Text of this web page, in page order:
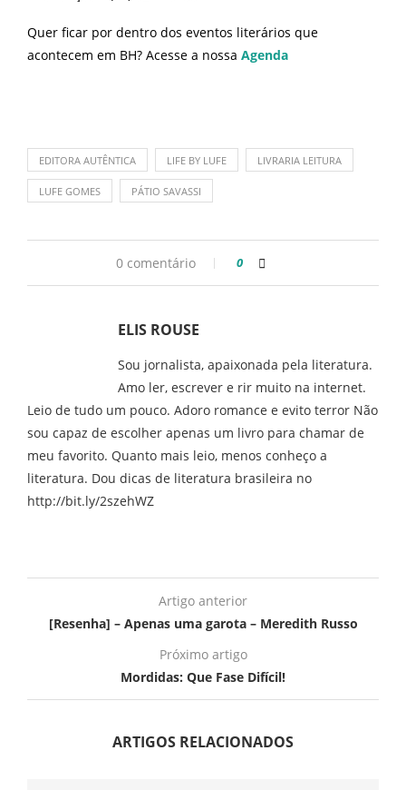
Quer ficar por dentro dos eventos literários que
acontecem em BH? Acesse a nossa Agenda
EDITORA AUTÊNTICA LIFE BY LUFE LIVRARIA LEITURA
LUFE GOMES PÁTIO SAVASSI
0 comentário 0
ELIS ROUSE
Sou jornalista, apaixonada pela literatura.
Amo ler, escrever e rir muito na internet.
Leio de tudo um pouco. Adoro romance e evito terror Não
sou capaz de escolher apenas um livro para chamar de
meu favorito. Quanto mais leio, menos conheço a
literatura. Dou dicas de literatura brasileira no
http://bit.ly/2szehWZ
Artigo anterior
[Resenha] – Apenas uma garota – Meredith Russo
Próximo artigo
Mordidas: Que Fase Difícil!
ARTIGOS RELACIONADOS